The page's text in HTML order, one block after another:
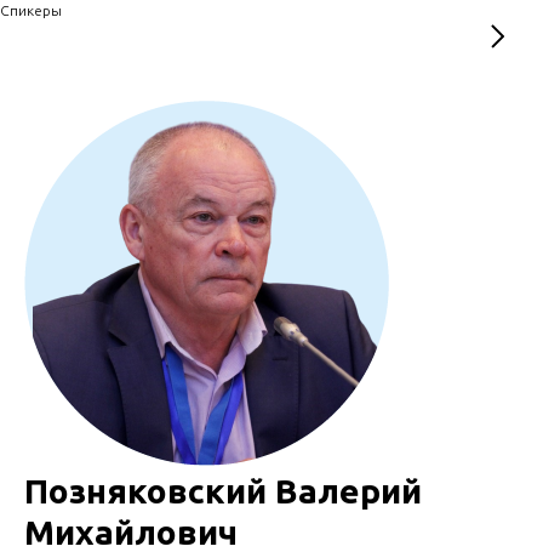
Спикеры
Позняковский Валерий
Михайлович